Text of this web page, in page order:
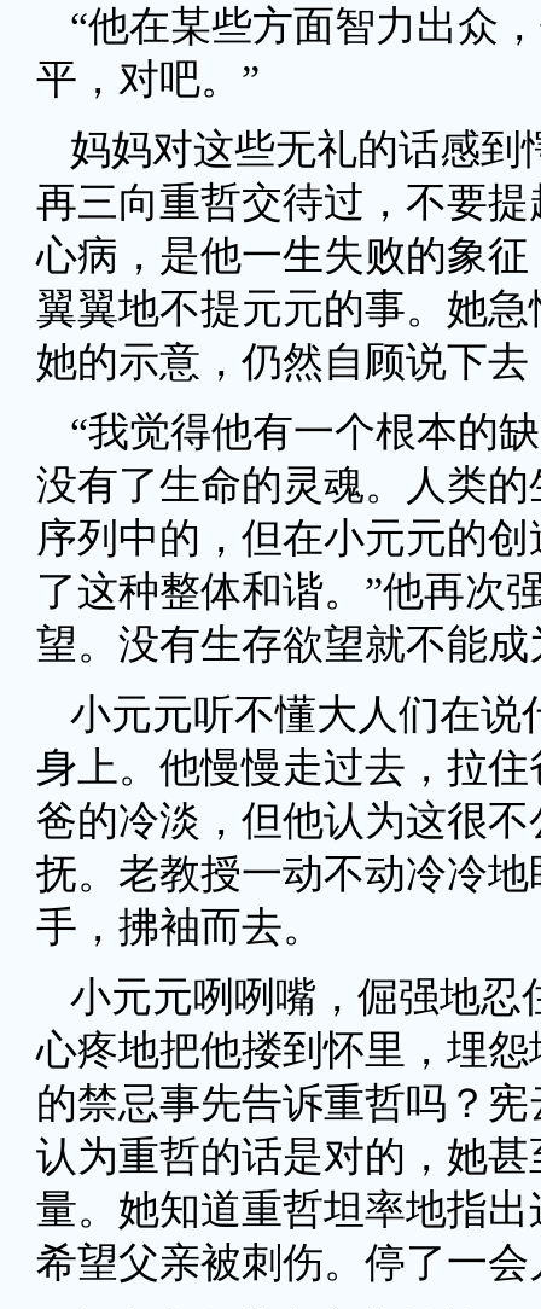
“他在某些方面智力出众
平，对吧。”
妈妈对这些无礼的话感
再三向重哲交待过，不要
心病，是他一生失败的象
翼翼地不提元元的事。她
她的示意，仍然自顾说下去
“我觉得他有一个根本的
没有了生命的灵魂。人类
序列中的，但在小元元的
了这种整体和谐。”他再次
望。没有生存欲望就不能成
小元元听不懂大人们在说
身上。他慢慢走过去，拉
爸的冷淡，但他认为这很
抚。老教授一动不动冷冷
手，拂袖而去。
小元元咧咧嘴，倔强地忍
心疼地把他搂到怀里，埋
的禁忌事先告诉重哲吗？
认为重哲的话是对的，她
量。她知道重哲坦率地指
希望父亲被刺伤。停了一